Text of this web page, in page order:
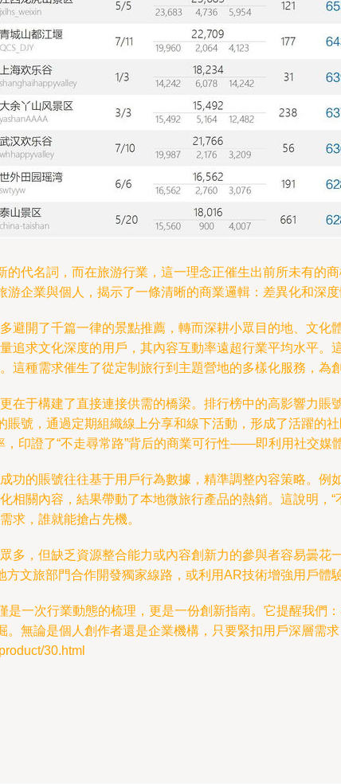
的代名詞，而在旅游行業，這一理念正催生出前所未有的
企業與個人，揭示了一條清晰的商業邏輯：差異化和深度
避開了千篇一律的景點推薦，轉而深耕小眾目的地、文化
追求文化深度的用戶，其內容互動率遠超行業平均水平。
這種需求催生了從定制旅行到主題營地的多樣化服務，為
在于構建了直接連接供需的橋梁。排行榜中的高影響力
賬號，通過定期組織線上分享和線下活動，形成了活躍的
印證了“不走尋常路”背后的商業可行性——即利用社交媒
功的賬號往往基于用戶行為數據，精準調整內容策略。例
相關內容，結果帶動了本地微旅行產品的熱銷。這說明，
求，誰就能搶占先機。
多，但缺乏資源整合能力或內容創新力的參與者容易曇花
方文旅部門合作開發獨家線路，或利用AR技術增強用戶體
是一次行業動態的梳理，更是一份創新指南。它提醒我們
無論是個人創作者還是企業機構，只要緊扣用戶深層需
30.html